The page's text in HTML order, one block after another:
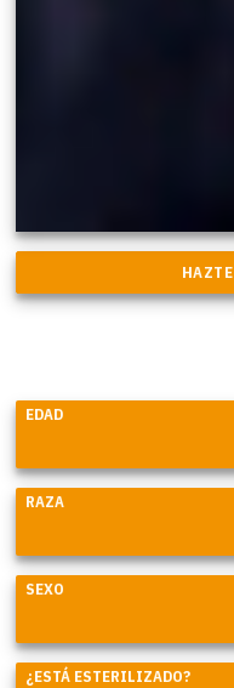
EDAD
RAZA
SEXO
¿ESTÁ ESTERILIZADO?